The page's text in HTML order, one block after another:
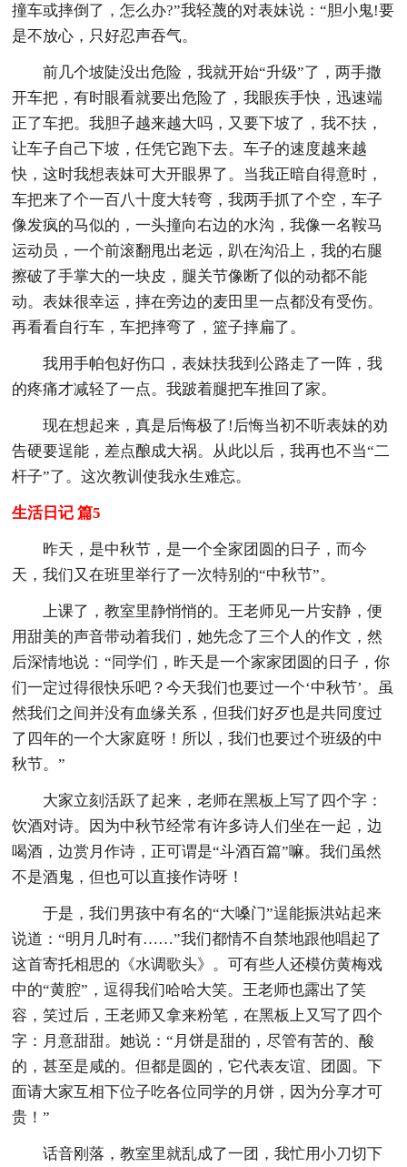
撞车或摔倒了，怎么办?”我轻蔑的对表妹说：“胆小鬼!要
是不放心，只好忍声吞气。
前几个坡陡没出危险，我就开始“升级”了，两手撒
开车把，有时眼看就要出危险了，我眼疾手快，迅速端
正了车把。我胆子越来越大吗，又要下坡了，我不扶，
让车子自己下坡，任凭它跑下去。车子的速度越来越
快，这时我想表妹可大开眼界了。当我正暗自得意时，
车把来了个一百八十度大转弯，我两手抓了个空，车子
像发疯的马似的，一头撞向右边的水沟，我像一名鞍马
运动员，一个前滚翻甩出老远，趴在沟沿上，我的右腿
擦破了手掌大的一块皮，腿关节像断了似的动都不能
动。表妹很幸运，摔在旁边的麦田里一点都没有受伤。
再看看自行车，车把摔弯了，篮子摔扁了。
我用手帕包好伤口，表妹扶我到公路走了一阵，我
的疼痛才减轻了一点。我跛着腿把车推回了家。
现在想起来，真是后悔极了!后悔当初不听表妹的劝
告硬要逞能，差点酿成大祸。从此以后，我再也不当“二
杆子”了。这次教训使我永生难忘。
生活日记 篇5
昨天，是中秋节，是一个全家团圆的日子，而今
天，我们又在班里举行了一次特别的“中秋节”。
上课了，教室里静悄悄的。王老师见一片安静，便
用甜美的声音带动着我们，她先念了三个人的作文，然
后深情地说：“同学们，昨天是一个家家团圆的日子，你
们一定过得很快乐吧？今天我们也要过一个‘中秋节’。虽
然我们之间并没有血缘关系，但我们好歹也是共同度过
了四年的一个大家庭呀！所以，我们也要过个班级的中
秋节。”
大家立刻活跃了起来，老师在黑板上写了四个字：
饮酒对诗。因为中秋节经常有许多诗人们坐在一起，边
喝酒，边赏月作诗，正可谓是“斗酒百篇”嘛。我们虽然
不是酒鬼，但也可以直接作诗呀！
于是，我们男孩中有名的“大嗓门”逞能振洪站起来
说道：“明月几时有……”我们都情不自禁地跟他唱起了
这首寄托相思的《水调歌头》。可有些人还模仿黄梅戏
中的“黄腔”，逗得我们哈哈大笑。王老师也露出了笑
容，笑过后，王老师又拿来粉笔，在黑板上又写了四个
字：月意甜甜。她说：“月饼是甜的，尽管有苦的、酸
的，甚至是咸的。但都是圆的，它代表友谊、团圆。下
面请大家互相下位子吃各位同学的月饼，因为分享才可
贵！”
话音刚落，教室里就乱成了一团，我忙用小刀切下